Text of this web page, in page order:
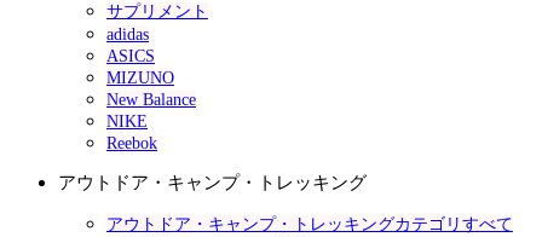
サプリメント
adidas
ASICS
MIZUNO
New Balance
NIKE
Reebok
アウトドア・キャンプ・トレッキング
アウトドア・キャンプ・トレッキングカテゴリすべて